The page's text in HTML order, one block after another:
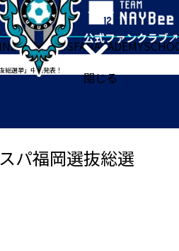
閉じる
NEWSGOODSFANACADEMY
総選挙」中間発表！
パ福岡選抜総選